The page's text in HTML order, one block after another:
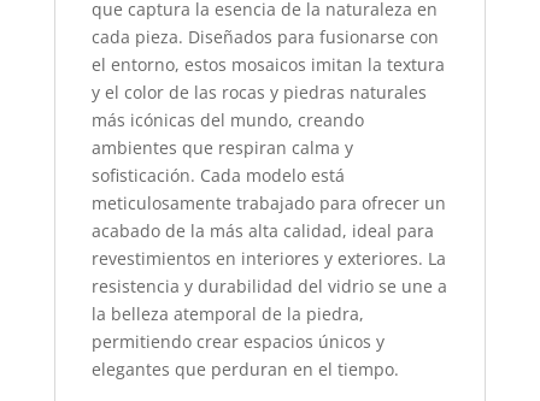
que captura la esencia de la naturaleza en
cada pieza. Diseñados para fusionarse con
el entorno, estos mosaicos imitan la textura
y el color de las rocas y piedras naturales
más icónicas del mundo, creando
ambientes que respiran calma y
sofisticación. Cada modelo está
meticulosamente trabajado para ofrecer un
acabado de la más alta calidad, ideal para
revestimientos en interiores y exteriores. La
resistencia y durabilidad del vidrio se une a
la belleza atemporal de la piedra,
permitiendo crear espacios únicos y
elegantes que perduran en el tiempo.